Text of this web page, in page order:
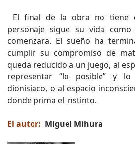
El final de la obra no tiene
personaje sigue su vida
comenzara. El sueño ha
cumplir su compromiso de
queda reducido a un juego, al
representar “lo posible” y
dionisiaco, o al espacio
donde prima el instinto.
El autor: Miguel Mihura